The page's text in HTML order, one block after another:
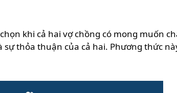
khi cả hai vợ chồng có mong muốn
thỏa thuận của cả hai. Phương thức